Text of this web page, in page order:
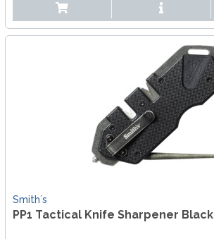
Smith´s
PP1 Tactical Knife Sharpener Black